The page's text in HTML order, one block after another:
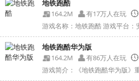
地铁跑酷
164.2M 有17万人在玩
地铁跑酷华为版
164.2M 有86万人在玩